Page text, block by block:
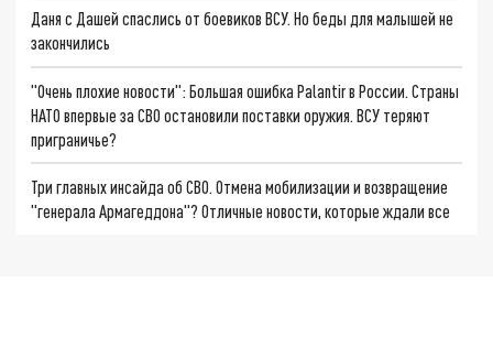
Даня с Дашей спаслись от боевиков ВСУ. Но беды для малышей не
закончились
"Очень плохие новости": Большая ошибка Palantir в России. Страны
НАТО впервые за СВО остановили поставки оружия. ВСУ теряют
приграничье?
Три главных инсайда об СВО. Отмена мобилизации и возвращение
"генерала Армагеддона"? Отличные новости, которые ждали все